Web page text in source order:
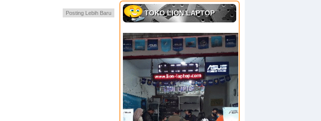
Posting Lebih Baru TOKO LION LAPTOP